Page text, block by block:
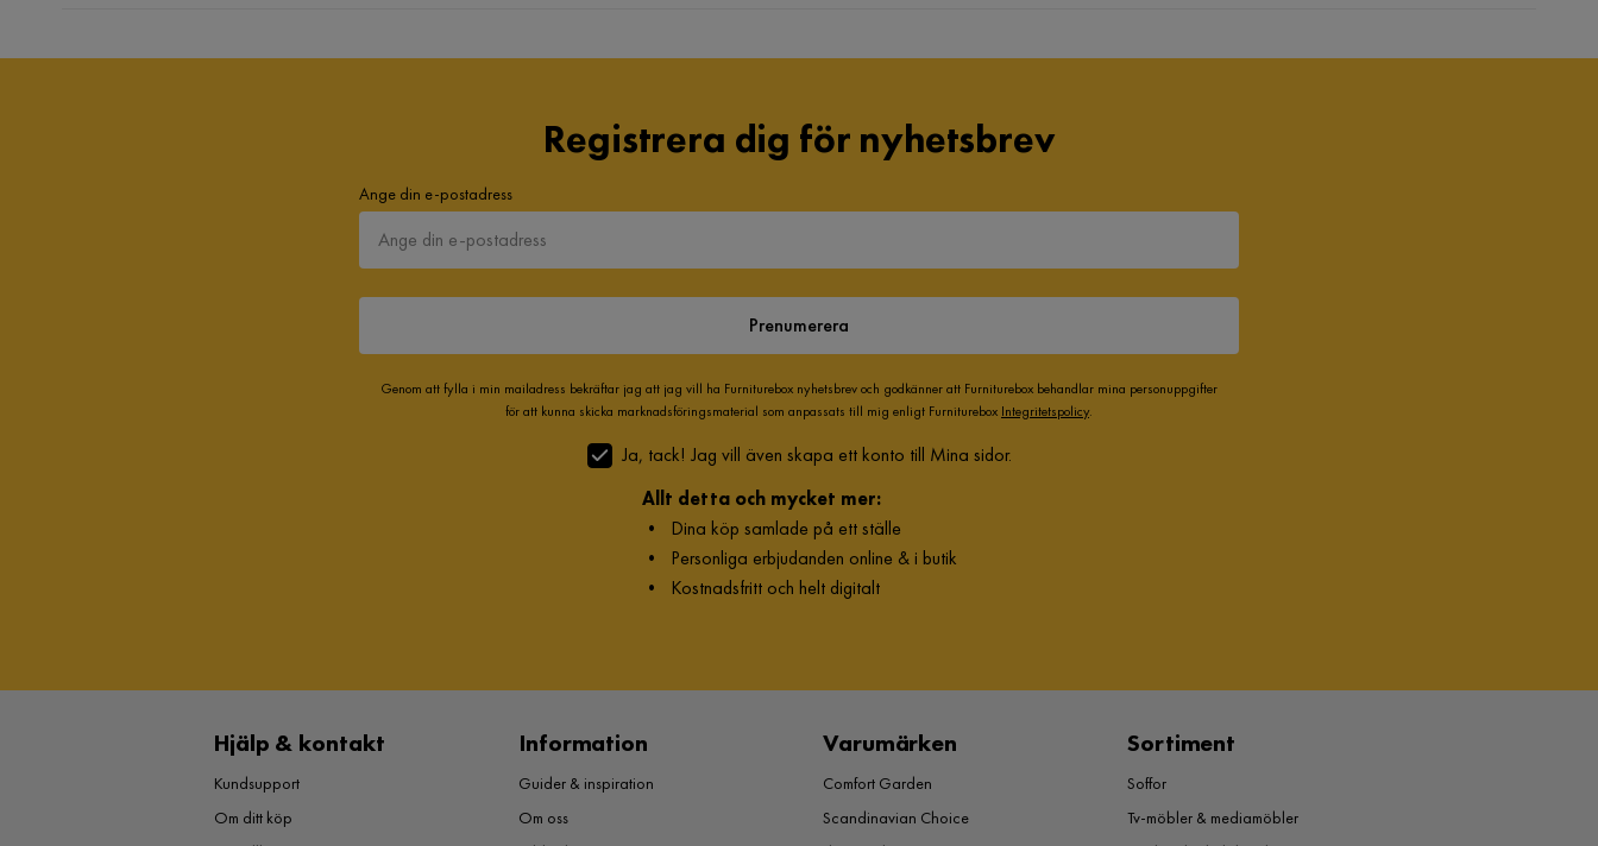
Registrera dig för nyhetsbrev
Ange din e-postadress
Prenumerera
Genom att fylla i min mailadress bekräftar jag att jag vill ha Furniturebox nyhetsbrev och godkänner att Furniturebox behandlar mina personuppgifter
för att kunna skicka marknadsföringsmaterial som anpassats till mig enligt Furniturebox Integritetspolicy.
Ja, tack! Jag vill även skapa ett konto till Mina sidor.
Allt detta och mycket mer:
• Dina köp samlade på ett ställe
• Personliga erbjudanden online & i butik
• Kostnadsfritt och helt digitalt
Hjälp & kontakt
Kundsupport
Om ditt köp
Information
Guider & inspiration
Om oss
Varumärken
Comfort Garden
Scandinavian Choice
Sortiment
Soffor
Tv-möbler & mediamöbler